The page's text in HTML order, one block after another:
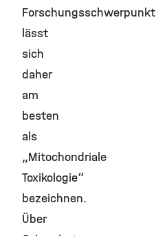
Forschungsschwerpunkt
lässt
sich
daher
am
besten
als
„Mitochondriale
Toxikologie“
bezeichnen.
Über